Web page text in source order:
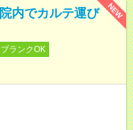
NEW
内でカルテ運び
ブランクOK